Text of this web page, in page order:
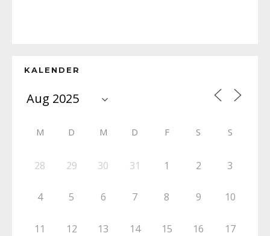
KALENDER
M D M D F S S
28 29 30 31 1 2 3
4 5 6 7 8 9 10
11 12 13 14 15 16 17